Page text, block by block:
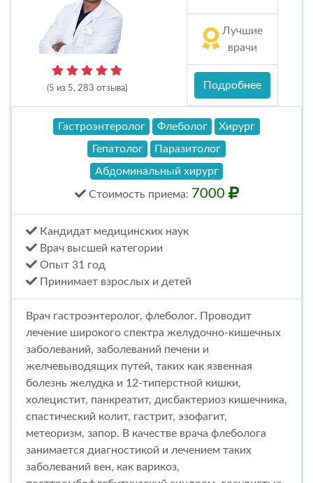
(5 из 5, 283 отзыва)
Лучшие
врачи
Подробнее
Гастроэнтеролог Флеболог
Хирург
Гепатолог
Паразитолог
Абдоминальный хирург
Стоимость приема: 7000
Кандидат медицинских наук
Врач высшей категории
Опыт 31 год
Принимает взрослых и детей
Врач гастроэнтеролог, флеболог. Проводит
лечение широкого спектра желудочно-кишечных
заболеваний, заболеваний печени и
желчевыводящих путей, таких как язвенная
болезнь желудка и 12-типерстной кишки,
холецистит, панкреатит, дисбактериоз кишечника,
спастический колит, гастрит, эзофагит,
метеоризм, запор. В качестве врача флеболога
занимается диагностикой и лечением таких
заболеваний вен, как варикоз,